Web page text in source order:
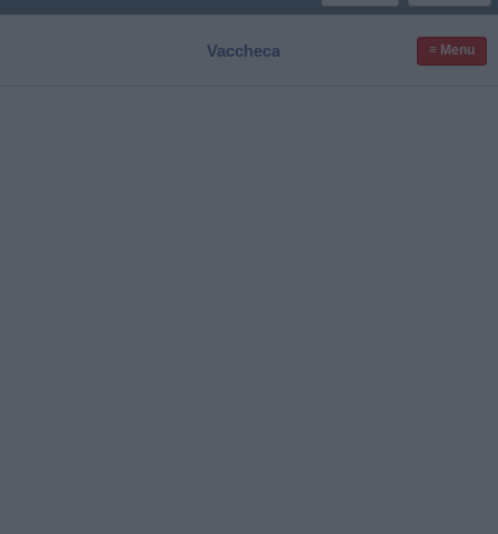
Vaccheca ≡ Menu